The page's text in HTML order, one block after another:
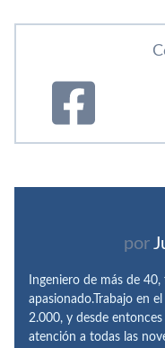
por
Ingeniero de más de
apasionado.Trabajo en
2.000, y desde
atención a todas las